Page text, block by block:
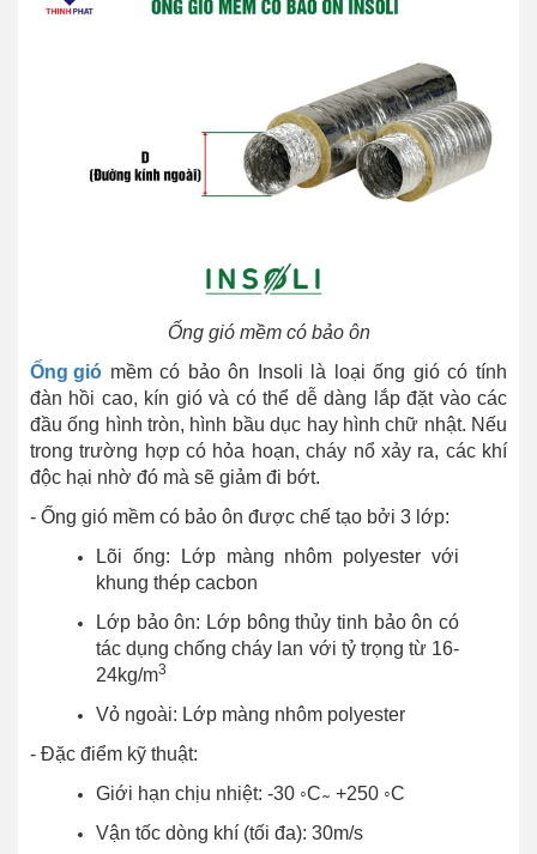
Ống gió mềm có bảo ôn
Ống gió mềm có bảo ôn Insoli là loại ống gió có tính
đàn hồi cao, kín gió và có thể dễ dàng lắp đặt vào các
đầu ống hình tròn, hình bầu dục hay hình chữ nhật. Nếu
trong trường hợp có hỏa hoạn, cháy nổ xảy ra, các khí
độc hại nhờ đó mà sẽ giảm đi bớt.
- Ống gió mềm có bảo ôn được chế tạo bởi 3 lớp:
Lõi ống: Lớp màng nhôm polyester với
khung thép cacbon
Lớp bảo ôn: Lớp bông thủy tinh bảo ôn có
tác dụng chống cháy lan với tỷ trọng từ 16-
24kg/m3
Vỏ ngoài: Lớp màng nhôm polyester
- Đặc điểm kỹ thuật:
Giới hạn chịu nhiệt: -30 ◦C ̴ +250 ◦C
Vận tốc dòng khí (tối đa): 30m/s